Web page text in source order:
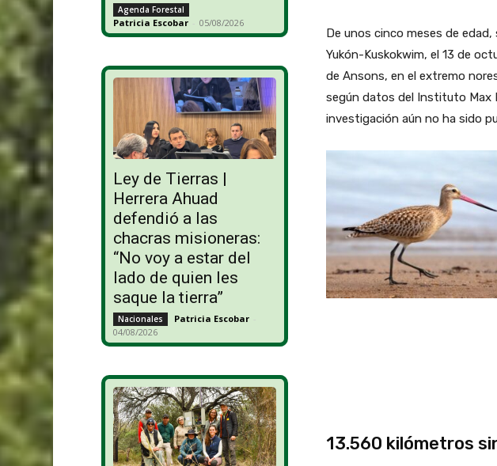
Agenda Forestal
Patricia Escobar - 05/08/2026
Ley de Tierras |
Herrera Ahuad
defendió a las
chacras misioneras:
“No voy a estar del
lado de quien les
saque la tierra”
Nacionales Patricia Escobar -
04/08/2026
De unos cinco meses de
Yukón-Kuskokwim, el 13 de
de Ansons, en el extremo
según datos del Instituto Max
investigación aún no ha sido
13.560 kilómetros